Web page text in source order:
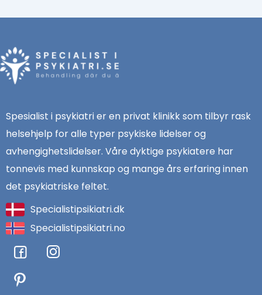
Spesialist i psykiatri er en privat klinikk som tilbyr rask
helsehjelp for alle typer psykiske lidelser og
avhengighetslidelser. Våre dyktige psykiatere har
tonnevis med kunnskap og mange års erfaring innen
det psykiatriske feltet.
Specialistipsikiatri.dk
Specialistipsikiatri.no
F
a
c
e
I
n